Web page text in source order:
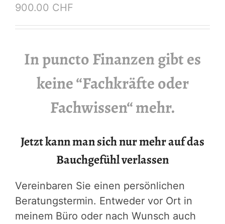
900.00 CHF
In puncto Finanzen gibt es
keine “Fachkräfte oder
Fachwissen“ mehr.
Jetzt kann man sich nur mehr auf das
Bauchgefühl verlassen
Vereinbaren Sie einen persönlichen
Beratungstermin. Entweder vor Ort in
meinem Büro oder nach Wunsch auch